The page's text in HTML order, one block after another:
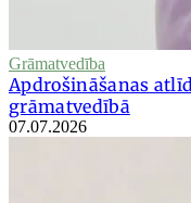
Grāmatvedība
Apdrošināšanas
grāmatvedībā
07.07.2026